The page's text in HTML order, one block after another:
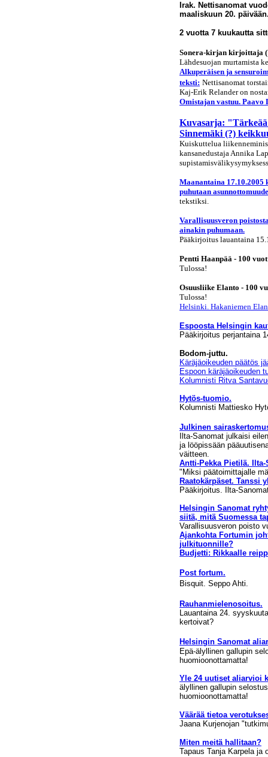
Irak. Nettisanomat
maaliskuun 20.
2 vuotta 7 kuukautta
Sonera-kirjan kirjoittaja
Lähdesuojan murtamista
Alkuperäisen ja
teksti: Nettisanomat
Kaj-Erik Relander on
Omistajan vastuu.
Kuvasarja: "Tärkeää
Sinnemäki (?)
Kuiskuttelua
kansanedustaja Annika
Maanantaina 17.10.2005
puhutaan
tekstiksi.
Varallisuusveron
ainakin puhumaan.
Pääkirjoitus lauantaina
Pentti Haanpää - 100
Tulossa!
Osuusliike Elanto - 100
Tulossa!
Helsinki. Hakaniemen
Espoosta Helsingin
Pääkirjoitus perjantaina
Bodom-juttu.
Käräjäoikeuden päätös
Espoon käräjäoikeuden
Kolumnisti Ritva
Hytös-tuomio.
Kolumnisti Mattiesko
Julkinen
Ilta-Sanomat julkaisi
ja lööpissään
väitteen.
Antti-Pekka Pietilä. Ilta-
"Miksi päätoimittajalle
Raatokärpäset. Tanssi
Pääkirjoitus.
Ilta-
Helsingin Sanomat
siitä, mitä Suomessa
Varallisuusveron poisto
Ajankohta Fortumin
julkituonnille?
Budjetti: Rikkaalle
Post fortum.
Bisquit. Seppo Ahti.
Rauhanmielenosoitus.
Lauantaina 24.
kertoivat?
Helsingin Sanomat
Epä-älyllinen gallupin
huomioonottamatta!
Yle 24 uutiset aliarvioi
älyllinen gallupin
huomioonottamatta!
Väärää tietoa
Jaana Kurjenojan
Miten meitä hallitaan?
Tapaus Tanja Karpela ja